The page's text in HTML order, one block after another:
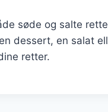
søde og salte
dessert, en salat
retter.